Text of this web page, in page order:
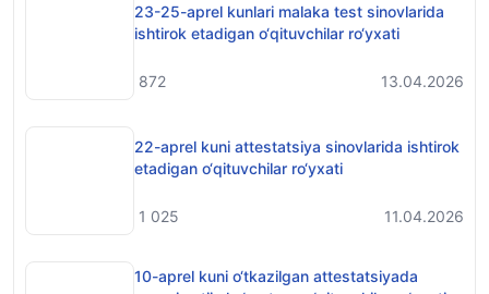
23-25-aprel kunlari malaka test sinovlarida
ishtirok etadigan o‘qituvchilar ro‘yxati
872 13.04.2026
22-aprel kuni attestatsiya sinovlarida ishtirok
etadigan o‘qituvchilar ro‘yxati
1 025 11.04.2026
10-aprel kuni o‘tkazilgan attestatsiyada